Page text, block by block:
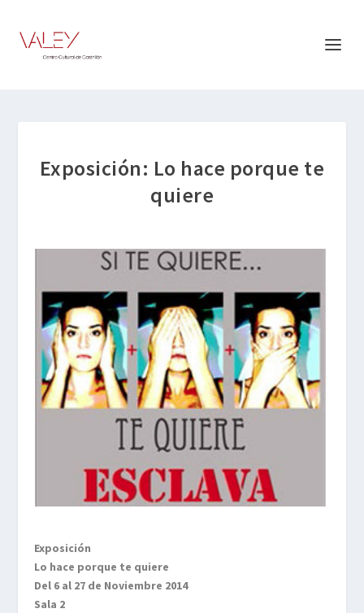
Exposición: Lo hace porque te
quiere
Exposición
Lo hace porque te quiere
Del 6 al 27 de Noviembre 2014
Sala 2